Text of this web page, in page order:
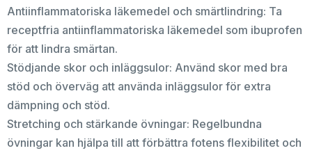
Antiinflammatoriska läkemedel och smärtlindring: Ta
receptfria antiinflammatoriska läkemedel som ibuprofen
för att lindra smärtan.
Stödjande skor och inläggsulor: Använd skor med bra
stöd och överväg att använda inläggsulor för extra
dämpning och stöd.
Stretching och stärkande övningar: Regelbundna
övningar kan hjälpa till att förbättra fotens flexibilitet och